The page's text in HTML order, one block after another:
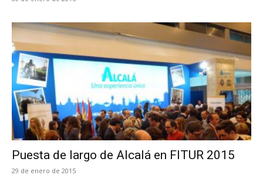
Puesta de largo de Alcalá en FITUR 2015
29 de enero de 2015